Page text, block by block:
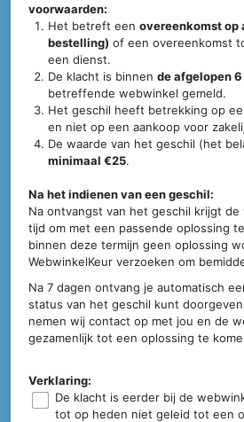
voorwaarden:
Het betreft eenovereenkomst op
bestelling) of een overeenkomst
een dienst.
De klacht is binnende afgelopen
betreffende webwinkel gemeld.
Het geschil heeft betrekking op
en niet op een aankoop voor
De waarde van het geschil (het
minimaal €25.
Na het indienen van een geschil:
Na ontvangst van het geschil krijgt
tijd om met een passende oplossing
binnen deze termijn geen oplossing
WebwinkelKeur verzoeken om
Na 7 dagen ontvang je automatisch
status van het geschil kunt
nemen wij contact op met jou en de
gezamenlijk tot een oplossing te
Verklaring:
De klacht is eerder bij de
tot op heden niet geleid tot een